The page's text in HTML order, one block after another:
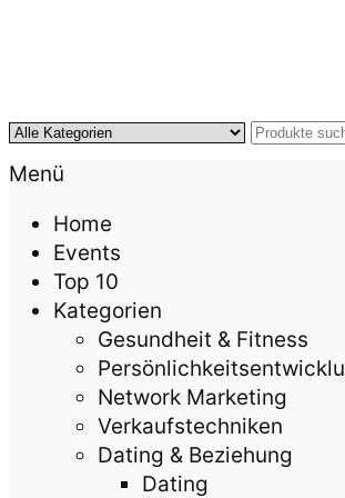
KursTipps.de
Weil Weiterbildung die beste
Lebensqualität ist.
Menü
Home
Events
Top 10
Kategorien
Gesundheit & Fitness
Network Marketing
Verkaufstechniken
Dating & Beziehung
Dating